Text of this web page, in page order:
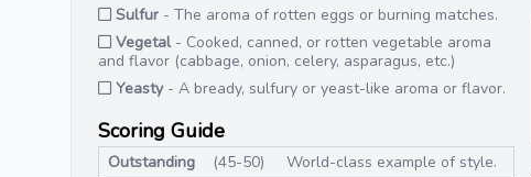
Sulfur - The aroma of rotten eggs or burning matches.
Vegetal- Cooked, canned, or rotten vegetable aroma
and flavor (cabbage, onion, celery, asparagus, etc.)
Yeasty- A bready, sulfury or yeast-like aroma or flavor.
Scoring Guide
Outstanding (45-50)
World-class example of style.